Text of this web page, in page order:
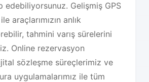
edebiliyorsunuz. Gelişmiş GPS
araçlarımızın anlık
tahmini varış sürelerini
Online rezervasyon
sözleşme süreçlerimiz ve
uygulamalarımız ile tüm